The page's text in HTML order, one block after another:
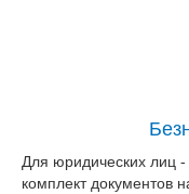
Для юридических лиц -
комплект документов